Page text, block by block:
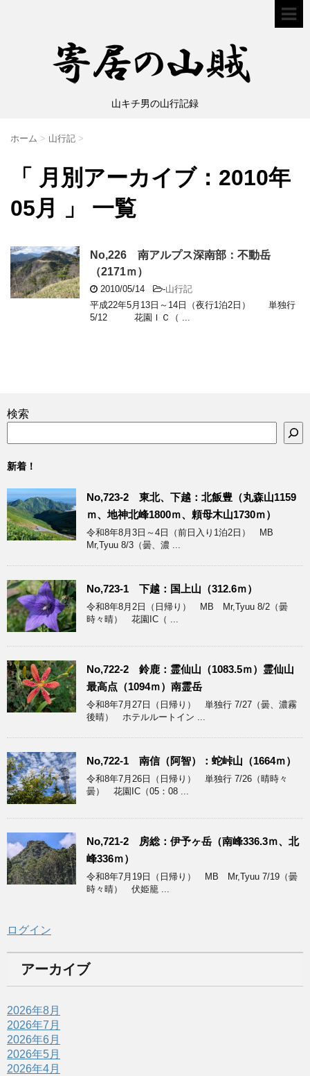
山キチ男の山行記録
ホーム > 山行記 >
「 月別アーカイブ：2010年
05月 」 一覧
No,226 南アルプス深南部：不動岳
（2171ｍ）
2010/05/14 -山行記
平成22年5月13日～14日（夜行1泊2日） 単独行
5/12 花園ＩＣ（ ...
検索
新着！
No,723-2 東北、下越：北飯豊（丸森山1159
ｍ、地神北峰1800ｍ、頼母木山1730ｍ）
令和8年8月3日～4日（前日入り1泊2日） MB
Mr,Tyuu 8/3（曇、濃 ...
No,723-1 下越：国上山（312.6ｍ）
令和8年8月2日（日帰り） MB Mr,Tyuu 8/2（曇
時々晴） 花園IC（ ...
No,722-2 鈴鹿：霊仙山（1083.5ｍ）霊仙山
最高点（1094ｍ）南霊岳
令和8年7月27日（日帰り） 単独行 7/27（曇、濃霧
後晴） ホテルルートイン ...
No,722-1 南信（阿智）：蛇峠山（1664ｍ）
令和8年7月26日（日帰り） 単独行 7/26（晴時々
曇） 花園IC（05：08 ...
No,721-2 房総：伊予ヶ岳（南峰336.3ｍ、北
峰336ｍ）
令和8年7月19日（日帰り） MB Mr,Tyuu 7/19（曇
時々晴） 伏姫籠 ...
ログイン
アーカイブ
2026年8月
2026年7月
2026年6月
2026年5月
2026年4月